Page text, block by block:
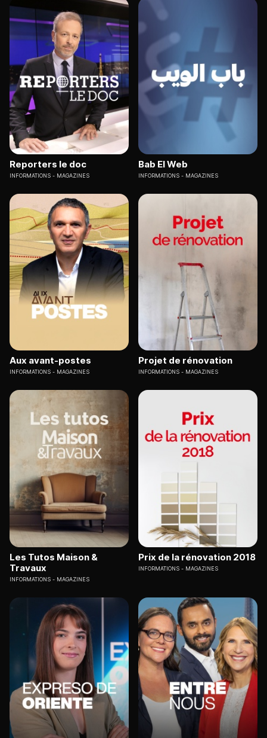
Reporters le doc
INFORMATIONS MAGAZINES
Bab El Web
INFORMATIONS MAGAZINES
Aux avant-postes
INFORMATIONS MAGAZINES
Projet de rénovation
INFORMATIONS MAGAZINES
Les Tutos Maison &
Travaux
INFORMATIONS MAGAZINES
Prix de la rénovation 2018
INFORMATIONS MAGAZINES